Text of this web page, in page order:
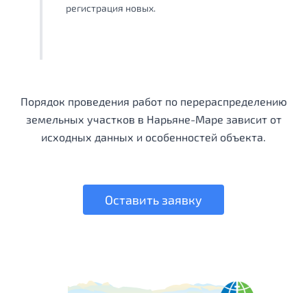
регистрация новых.
Порядок проведения работ по перераспределению
земельных участков в Нарьяне-Маре зависит от
исходных данных и особенностей объекта.
Оставить заявку